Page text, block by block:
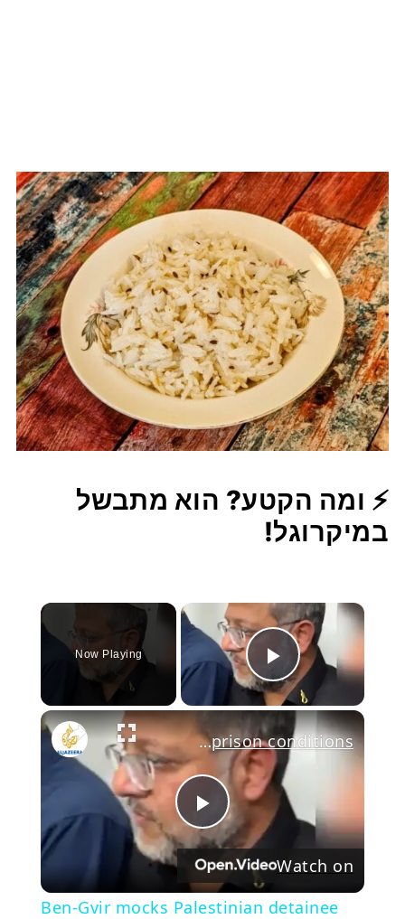
⚡ ומה הקטע? הוא מתבשל
במיקרוגל!
×
Play Video
Now Playing
Play
Video
Ben-Gvir mocks Palestinian detainee over prison conditions
Watch on
Ben-Gvir mocks Palestinian detainee